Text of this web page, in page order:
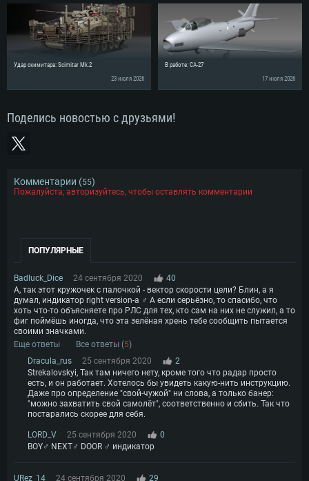
Удар скимитара: Scimitar Mk.2
23 июля 2026
В работе: CA-27
17 июля 2026
Поделись новостью с друзьями!
Комментарии (55)
Пожалуйста, авторизуйтесь, чтобы оставлять комментарии
ПОПУЛЯРНЫЕ
Badluck_Dice 24 сентября 2020
40
А, так этот кружочек с палочкой - вектор скорости цели? Блин, а я
думал, индикатор right version-а ♂ А если серьёзно, то спасибо, что
хоть что-то объясняете про РЛС для тех, кто сам на них не служил, а то
фиг поймёшь иногда, что эта зелёная хрень тебе сообщить пытается
своими значками.
Еще ответы
Все ответы (5)
Dracula_rus
25 сентября 2020
2
Strekalovskyi, Так там ничего нету, кроме того что радар просто
есть, и он работает. Хотелось бы увидеть какую-нить инструкцию.
Даже про определение "свой-чужой" ни слова, а только банер:
"можно захватить свой самолёт", соответственно и сбить. Так что
постарались скорее для себя.
LORD_V 25 сентября 2020
0
BOY♂ NEXT♂ DOOR ♂ индикатор
URez_14 24 сентября 2020
29